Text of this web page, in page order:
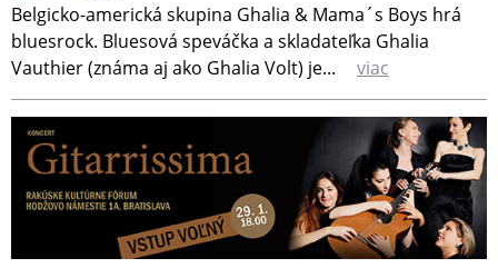
Belgicko-americká skupina Ghalia & Mama´s Boys hrá
bluesrock. Bluesová speváčka a skladateľka Ghalia
Vauthier (známa aj ako Ghalia Volt) je...
viac